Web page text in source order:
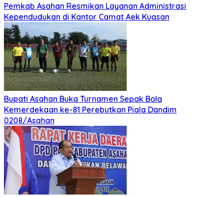
Pemkab Asahan Resmikan Layanan Administrasi
Kependudukan di Kantor Camat Aek Kuasan
Bupati Asahan Buka Turnamen Sepak Bola
Kemerdekaan ke-81 Perebutkan Piala Dandim
0208/Asahan